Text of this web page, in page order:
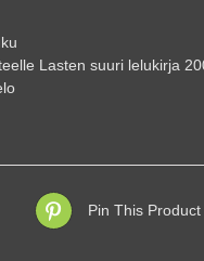
Lasten suuri lelukirja
Pin This Product